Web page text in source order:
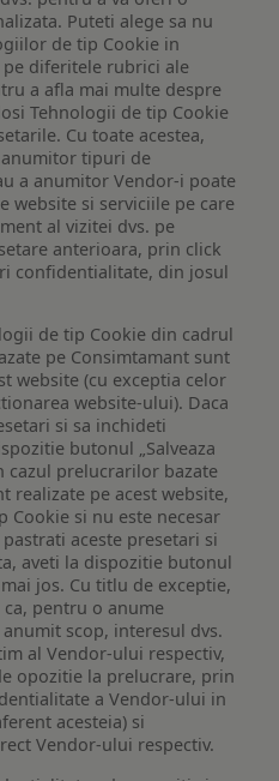
Puteti alege sa nu
de tip Cookie in
diferitele rubrici ale
a afla mai multe despre
Tehnologii de tip Cookie
Cu toate acestea,
tipuri de
a anumitor Vendor-i poate
website si serviciile pe care
al vizitei dvs. pe
anterioara, prin click
confidentialitate, din josul
de tip Cookie din cadrul
pe Consimtamant sunt
website (cu exceptia celor
website-ului). Daca
si sa inchideti
butonul „Salveaza
cazul prelucrarilor bazate
realizate pe acest website,
Cookie si nu este necesar
aceste presetari si
aveti la dispozitie butonul
jos. Cu titlu de exceptie,
pentru o anume
scop, interesul dvs.
al Vendor-ului respectiv,
opozitie la prelucrare, prin
a Vendor-ului in
acesteia) si
Vendor-ului respectiv.